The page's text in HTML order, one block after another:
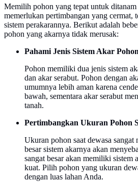
Memilih pohon yang tepat untuk ditanam
memerlukan pertimbangan yang cermat,
sistem perakarannya. Berikut adalah
pohon yang akarnya tidak merusak:
Pahami Jenis Sistem Akar Pohon
Pohon memiliki dua jenis sistem
dan akar serabut. Pohon dengan
umumnya lebih aman karena
bawah, sementara akar serabut
tanah.
Pertimbangkan Ukuran Pohon
Ukuran pohon saat dewasa sangat
besar sistem akarnya akan
sangat besar akan memiliki sistem
kuat. Pilih pohon yang ukuran
dengan luas lahan Anda.